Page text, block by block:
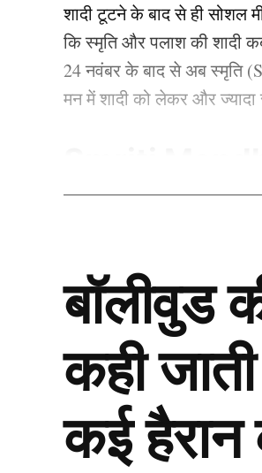
शादी टूटने के बाद से ही सोशल
कि स्मृति और पलाश की शादी
24 नवंबर के बाद से अब स्मृति
मन में शादी को लेकर और ज्यादा
Smriti
बॉलीवुड
कही
कई हैरान